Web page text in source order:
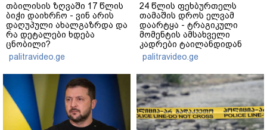
თბილისის ზღვაში 17 წლის
ბიჭი დაიხრჩო - ვინ არის
დაღუპული ახალგაზრდა და
რა დეტალები ხდება
ცნობილი?
palitravideo.ge
24 წლის ფეხბურთელს
თამაშის დროს ელვამ
დაარტყა - ტრაგიკული
მომენტის ამსახველი
კადრები ტაილანდიდან
მედიაში ვრცელდება
palitravideo.ge